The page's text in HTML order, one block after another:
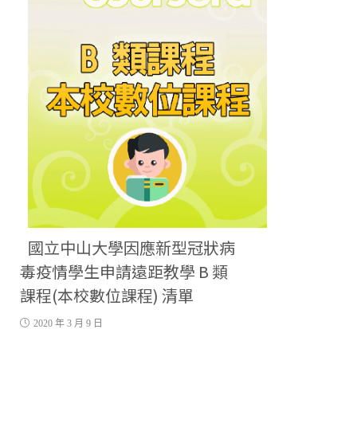
國立中山大學因應新型冠狀病
毒疫情學生申請遠距教學 B 類
課程(本校數位課程) 清單
2020 年 3 月 9 日